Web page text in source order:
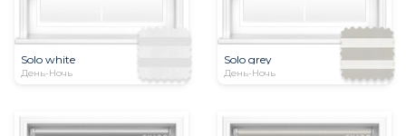
Solo white
День-Ночь
Solo grey
День-Ночь